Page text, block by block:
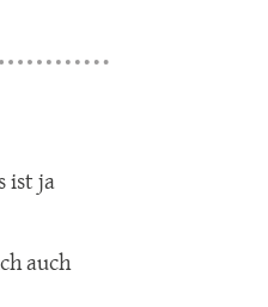
ist ja
auch